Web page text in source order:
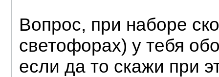
Вопрос, при наборе
светофорах) у тебя
если да то скажи при